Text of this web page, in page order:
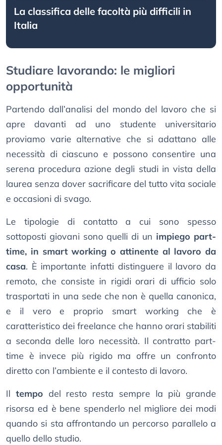
La classifica delle facoltà più difficili in
Italia
Studiare lavorando: le migliori
opportunità
Partendo dall’analisi del mondo del lavoro che si
apre davanti ad uno studente universitario
proviamo varie alternative che si adattano alle
necessità di ciascuno e possono consentire una
serena procedura azione degli studi in vista della
laurea senza dover sacrificare del tutto vita sociale
e occasioni di svago.
Le tipologie di contatto a cui sono spesso
sottoposti giovani sono quelli di un impiego part-
time, in smart working o attinente al lavoro da
casa. È importante infatti distinguere il lavoro da
remoto, che consiste in rigidi orari di ufficio solo
trasportati in una sede che non è quella canonica,
e il vero e proprio smart working che è
caratteristico dei freelance che hanno orari stabiliti
a seconda delle loro necessità. Il contratto part-
time è invece più rigido ma offre un confronto
diretto con l’ambiente e il contesto di lavoro.
Il tempo del resto resta sempre la più grande
risorsa ed è bene spenderlo nel migliore dei modi
quando si sta affrontando un percorso parallelo a
quello dello studio.